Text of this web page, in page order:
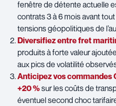
fenêtre de détente actuelle
contrats 3 à 6 mois avant
tensions géopolitiques de
Diversifiez entre fret
produits à forte valeur
aux pics de volatilité
Anticipez vos commandes
+20 %sur les coûts de
éventuel second choc